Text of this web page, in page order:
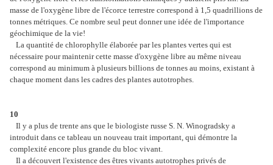
masse de l'oxygène libre de l'écorce terrestre correspond à 1,5 quadrillions de
tonnes métriques. Ce nombre seul peut donner une idée de l'importance
géochimique de la vie!
La quantité de chlorophylle élaborée par les plantes vertes qui est
nécessaire pour maintenir cette masse d'oxygène libre au même niveau
correspond au minimum à plusieurs billions de tonnes au moins, existant à
chaque moment dans les cadres des plantes autotrophes.
10
Il y a plus de trente ans que le biologiste russe S. N. Winogradsky a
introduit dans ce tableau un nouveau trait important, qui démontre la
complexité encore plus grande du bloc vivant.
Il a découvert l'existence des êtres vivants autotrophes privés de